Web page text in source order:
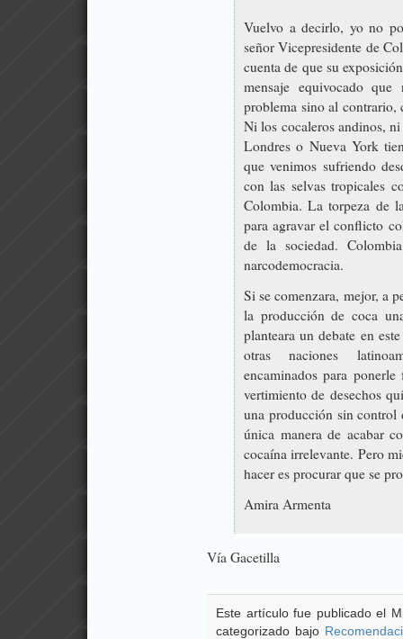
Vuelvo a decirlo, yo no
señor Vicepresidente de
cuenta de que su
mensaje equivocado
problema sino al contrario,
Ni los cocaleros andinos,
Londres o Nueva York
que venimos sufriendo
con las selvas tropicales
Colombia.La torpeza de
para agravar el conflicto
de la sociedad.
narcodemocracia.
Si se comenzara, mejor, a
la producción de coca
planteara un debate en
otras naciones
encaminados para
vertimiento de desechos
una producción sin control
única manera de acabar
cocaína irrelevante. Pero
hacer es procurar que se
Amira Armenta
Vía Gacetilla
Este artículo fue publicado el
categorizado bajo